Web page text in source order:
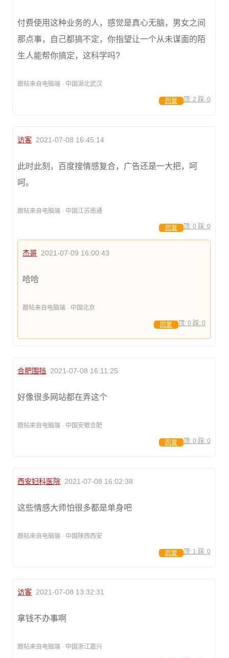
付费使用这种业务的人，感觉是真心无脑，男女之间
那点事，自己都搞不定，你指望让一个从未谋面的陌
生人能帮你搞定，这科学吗?
跟帖来自电脑端 · 中国湖北武汉
顶: 2 踩: 0
回复
访客 2021-07-08 16:45:14
此时此刻，百度搜情感复合，广告还是一大把，呵
呵。
跟帖来自电脑端 · 中国江苏南通
顶: 0 踩: 0
回复
杰哥 2021-07-09 16:00:43
哈哈
跟帖来自电脑端 · 中国北京
顶: 0 踩: 0
回复
合肥围挡 2021-07-08 16:11:25
好像很多网站都在弄这个
跟帖来自电脑端 · 中国安徽合肥
顶: 0 踩: 0
回复
西安妇科医院 2021-07-08 16:02:38
这些情感大师怕很多都是单身吧
跟帖来自电脑端 · 中国陕西西安
顶: 1 踩: 0
回复
访客 2021-07-08 13:32:31
拿钱不办事啊
跟帖来自电脑端 · 中国浙江嘉兴